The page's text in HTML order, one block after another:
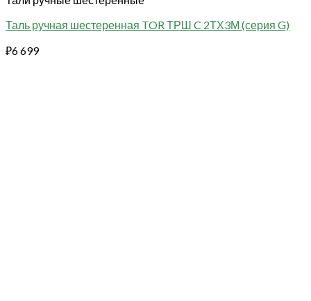
Таль ручная шестеренная TOR ТРШ C 2ТХ3М (серия G)
₽6 699